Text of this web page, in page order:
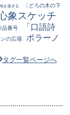
を過ぎる
〔どろの木の下
象スケッチ
品番号
「口語詩
の広場
ポラーノ
タグ一覧ページへ